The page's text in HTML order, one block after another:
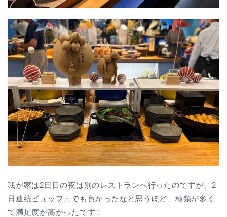
我が家は2日目の夜は別のレストランへ行ったのですが、2
日連続ビュッフェでも良かったなと思うほど、種類が多く
て満足度が高かったです！